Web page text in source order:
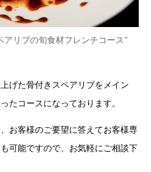
アリブの旬食材フレンチコース”
げた骨付きスペアリブをメイン
たコースになっております。
お客様のご要望に答えてお客様専
可能ですので、お気軽にご相談下